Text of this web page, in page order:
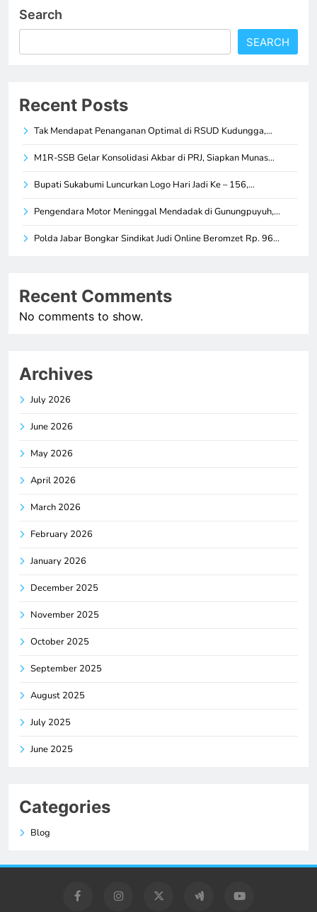
Search
SEARCH
Recent Posts
Tak Mendapat Penanganan Optimal di RSUD Kudungga,…
M1R-SSB Gelar Konsolidasi Akbar di PRJ, Siapkan Munas…
Bupati Sukabumi Luncurkan Logo Hari Jadi Ke – 156,…
Pengendara Motor Meninggal Mendadak di Gunungpuyuh,…
Polda Jabar Bongkar Sindikat Judi Online Beromzet Rp. 96…
Recent Comments
No comments to show.
Archives
July 2026
June 2026
May 2026
April 2026
March 2026
February 2026
January 2026
December 2025
November 2025
October 2025
September 2025
August 2025
July 2025
June 2025
Categories
Blog